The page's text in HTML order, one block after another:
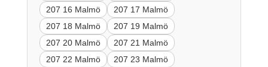
207 16 Malmö
207 17 Malmö
207 18 Malmö
207 19 Malmö
207 20 Malmö
207 21 Malmö
207 22 Malmö
207 23 Malmö